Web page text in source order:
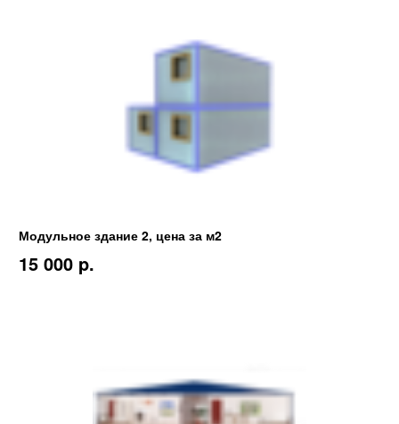
Модульное здание 2, цена за м2
15 000 p.